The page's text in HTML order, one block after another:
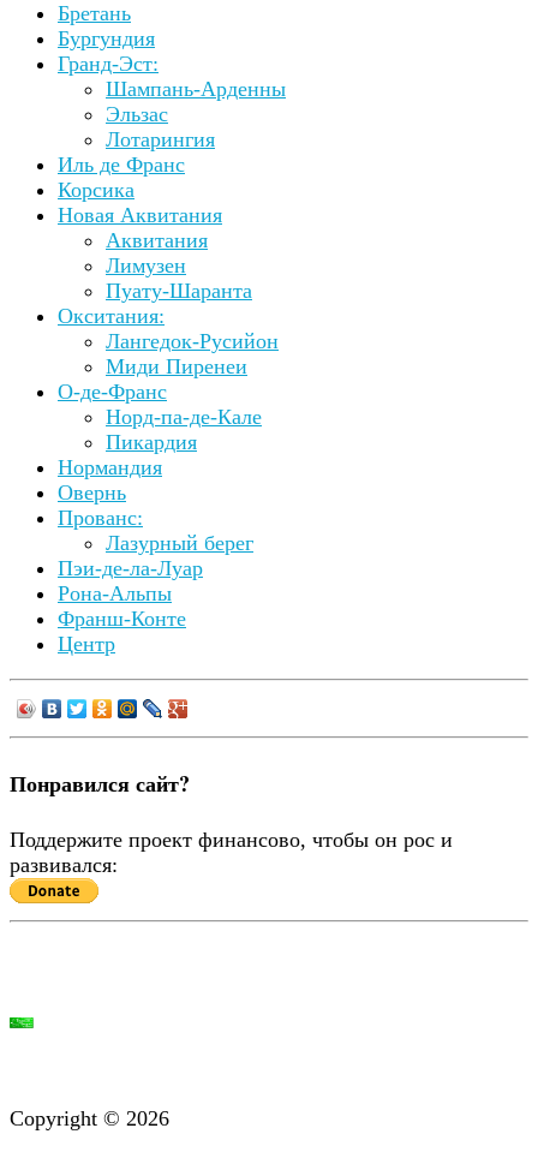
Бретань
Бургундия
Гранд-Эст:
Шампань-Арденны
Эльзас
Лотарингия
Иль де Франс
Корсика
Новая Аквитания
Аквитания
Лимузен
Пуату-Шаранта
Окситания:
Лангедок-Русийон
Миди Пиренеи
О-де-Франс
Норд-па-де-Кале
Пикардия
Нормандия
Овернь
Прованс:
Лазурный берег
Пэи-де-ла-Луар
Рона-Альпы
Франш-Конте
Центр
Понравился сайт?
Поддержите проект финансово, чтобы он рос и
развивался:
Copyright © 2026